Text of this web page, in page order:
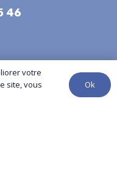
46
votre
site, vous
Ok